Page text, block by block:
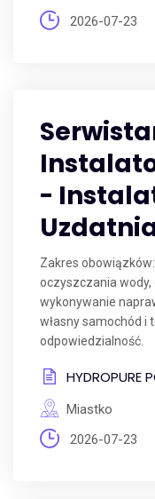
2026-07-23
-
Zakres
oczyszczania wody,
wykonywanie
własny samochód i
odpowiedzialność.
HYDROPURE
Miastko
2026-07-23